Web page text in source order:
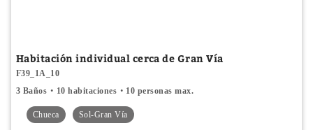
Habitación individual cerca de Gran Vía
F39_1A_10
3 Baños
10 habitaciones 10 personas max.
Chueca Sol-Gran Vía